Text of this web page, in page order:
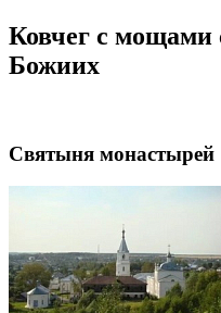
Ковчег с мощами
Божиих
Святыня монастырей